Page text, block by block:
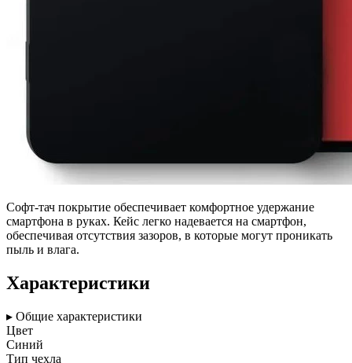
Софт-тач покрытие обеспечивает комфортное удержание
смартфона в руках. Кейс легко надевается на смартфон,
обеспечивая отсутствия зазоров, в которые могут проникать
пыль и влага.
Характеристики
▸ Общие характеристики
Цвет
Синий
Тип чехла